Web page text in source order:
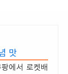
맛
에서 로켓배